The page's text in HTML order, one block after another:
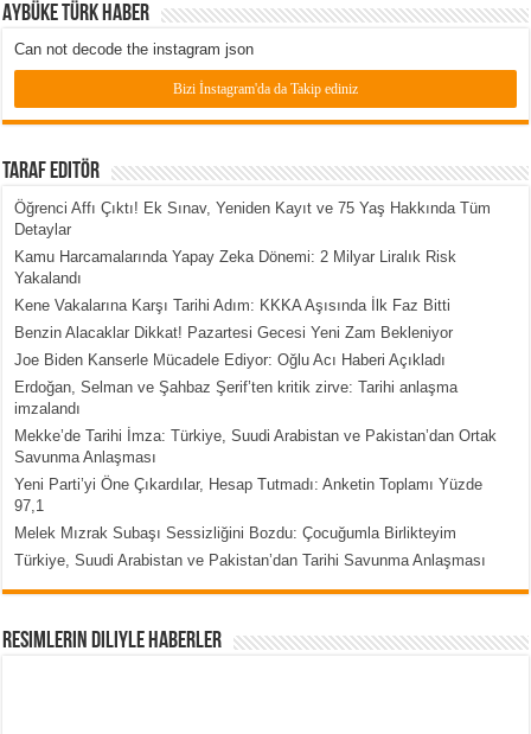
Aybüke Türk Haber
Can not decode the instagram json
Bizi İnstagram'da da Takip ediniz
Taraf Editör
Öğrenci Affı Çıktı! Ek Sınav, Yeniden Kayıt ve 75 Yaş Hakkında Tüm
Detaylar
Kamu Harcamalarında Yapay Zeka Dönemi: 2 Milyar Liralık Risk
Yakalandı
Kene Vakalarına Karşı Tarihi Adım: KKKA Aşısında İlk Faz Bitti
Benzin Alacaklar Dikkat! Pazartesi Gecesi Yeni Zam Bekleniyor
Joe Biden Kanserle Mücadele Ediyor: Oğlu Acı Haberi Açıkladı
Erdoğan, Selman ve Şahbaz Şerif’ten kritik zirve: Tarihi anlaşma
imzalandı
Mekke’de Tarihi İmza: Türkiye, Suudi Arabistan ve Pakistan’dan Ortak
Savunma Anlaşması
Yeni Parti’yi Öne Çıkardılar, Hesap Tutmadı: Anketin Toplamı Yüzde
97,1
Melek Mızrak Subaşı Sessizliğini Bozdu: Çocuğumla Birlikteyim
Türkiye, Suudi Arabistan ve Pakistan’dan Tarihi Savunma Anlaşması
Resimlerin Diliyle Haberler